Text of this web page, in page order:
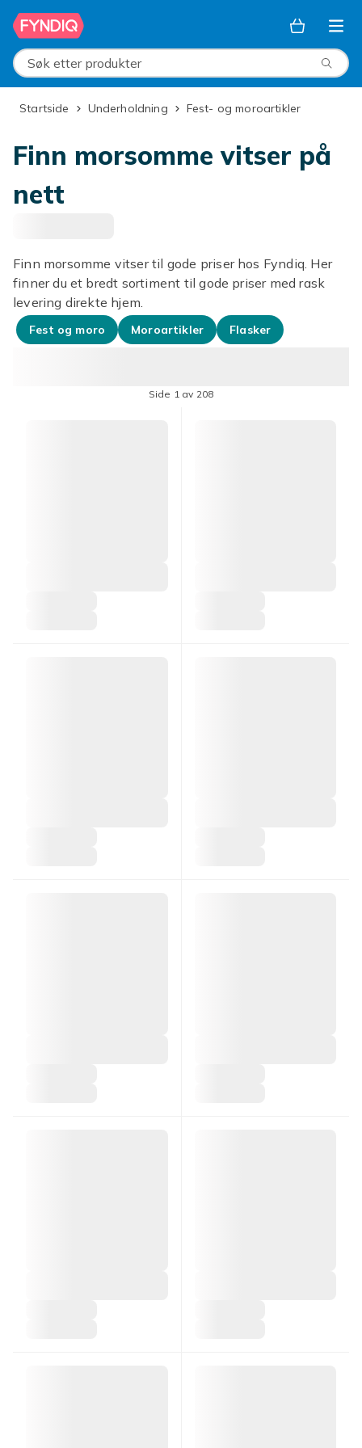
Hopp til hovedinnhold
Søk etter produkter
Startside Underholdning Fest- og moroartikler
Finn morsomme vitser på
nett
Finn morsomme vitser til gode priser hos Fyndiq. Her
finner du et bredt sortiment til gode priser med rask
levering direkte hjem.
Fest og moro Moroartikler Flasker
Side 1 av 208